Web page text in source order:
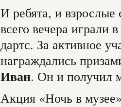
И ребята, и
всего вечера играли
дартс. За активное
награждались
Иван. Он и получил
Акция «Ночь в